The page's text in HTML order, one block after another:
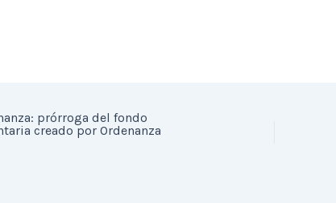
prórroga del fondo
creado por Ordenanza